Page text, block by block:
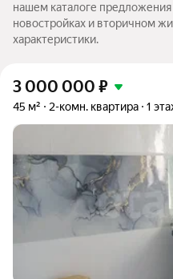
нашем каталоге
новостройках и вторичном
характеристики.
3 000 000 ₽
45 м² 2-комн. квартира 1